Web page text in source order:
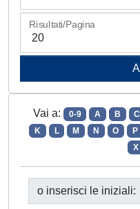
Risultati/Pagina
Vai a: 0-9 A B C
K
L M N O P
X
o inserisci le iniziali: